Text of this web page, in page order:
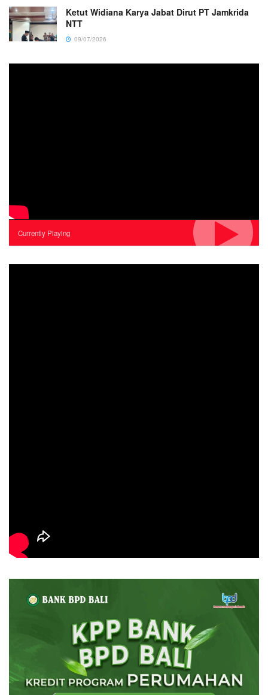
Ketut Widiana Karya Jabat Dirut PT Jamkrida
NTT
09/07/2026
Currently Playing